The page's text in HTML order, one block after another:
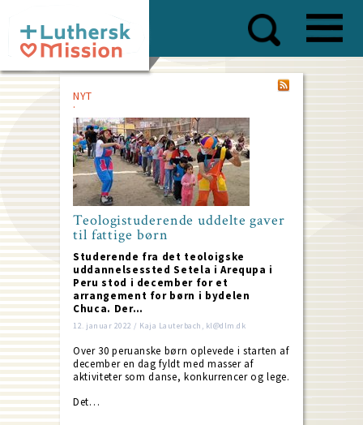
main
content
NYT
Teologistuderende uddelte gaver
til fattige børn
Studerende fra det teoloigske
uddannelsessted Setela i Arequpa i
Peru stod i december for et
arrangement for børn i bydelen
Chuca. Der…
12. januar 2022 / Kaja Lauterbach, kl@dlm.dk
Over 30 peruanske børn oplevede i starten af
december en dag fyldt med masser af
aktiviteter som danse, konkurrencer og lege.
Det…